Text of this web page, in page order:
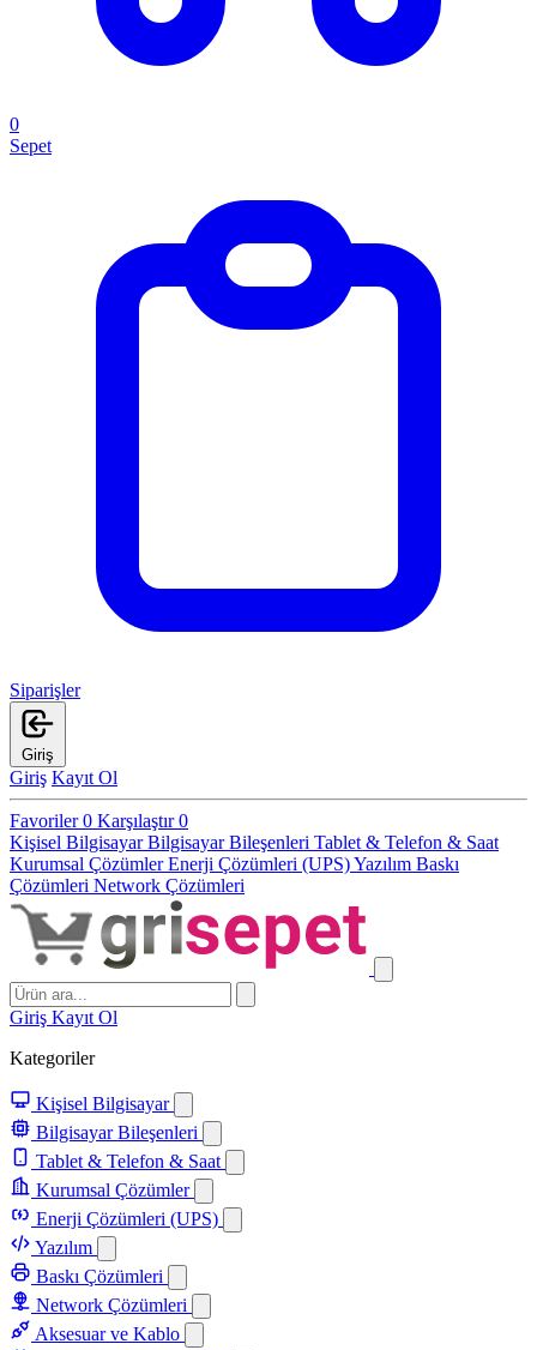
0
Sepet
Siparişler
Giriş
Giriş Kayıt Ol
Favoriler0 Karşılaştır0
Kişisel BilgisayarBilgisayar Bileşenleri Tablet & Telefon & Saat
Kurumsal ÇözümlerEnerji Çözümleri (UPS)Yazılım Baskı
Çözümleri Network Çözümleri
Giriş Kayıt Ol
Kategoriler
Kişisel Bilgisayar
Bilgisayar Bileşenleri
Tablet & Telefon & Saat
Kurumsal Çözümler
Enerji Çözümleri (UPS)
Yazılım
Baskı Çözümleri
Network Çözümleri
Aksesuar ve Kablo